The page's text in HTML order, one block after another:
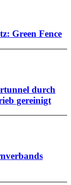
Green Fence
durch
gereinigt